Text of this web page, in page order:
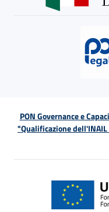
PON Governance e
"Qualificazione dell'INAIL